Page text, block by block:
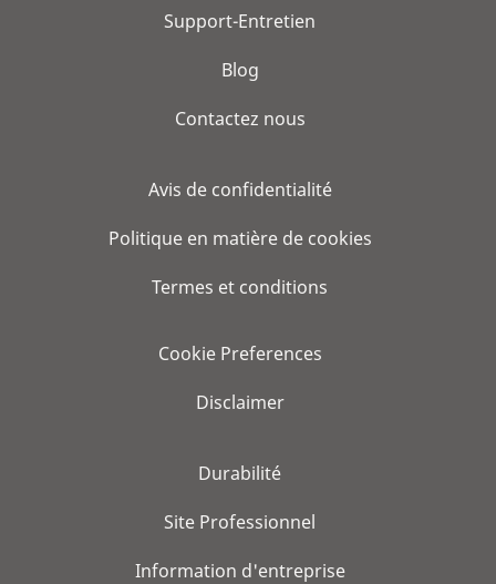
Support-Entretien
Blog
Contactez nous
Avis de confidentialité
Politique en matière de cookies
Termes et conditions
Cookie Preferences
Disclaimer
Durabilité
Site Professionnel
Information d'entreprise